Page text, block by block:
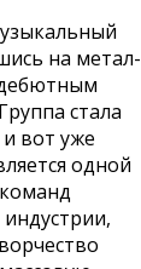
на метал-
стала
вот уже
одной